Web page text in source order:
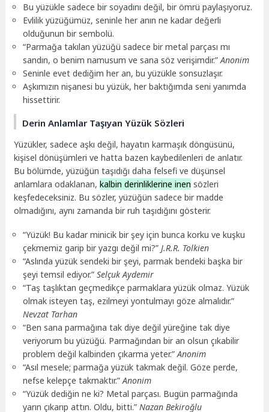
Bu yüzükle sadece bir soyadını değil, bir ömrü paylaşıyoruz.
Evlilik yüzüğümüz, seninle her anın ne kadar değerli
olduğunun bir sembolü.
“Parmağa takılan yüzüğü sadece bir metal parçası mı
sandın, o benim namusum ve sana söz verişimdir.”Anonim
Seninle evet dediğim her an, bu yüzükle sonsuzlaşır.
Aşkımızın nişanesi bu yüzük, her baktığımda seni yanımda
hissettirir.
Derin Anlamlar Taşıyan Yüzük Sözleri
Yüzükler, sadece aşkı değil, hayatın karmaşık döngüsünü,
kişisel dönüşümleri ve hatta bazen kaybedilenleri de anlatır.
Bu bölümde, yüzüğün taşıdığı daha felsefi ve düşünsel
anlamlara odaklanan,kalbin derinliklerine inen sözleri
keşfedeceksiniz. Bu sözler, yüzüğün sadece bir madde
olmadığını, aynı zamanda bir ruh taşıdığını gösterir.
“Yüzük! Bu kadar minicik bir şey için bunca korku ve kuşku
çekmemiz garip bir yazgı değil mi?”J.R.R. Tolkien
“Aslında yüzük sendeki bir şeyi, parmak bendeki başka bir
şeyi temsil ediyor.”Selçuk Aydemir
“Taş taşlıktan geçmedikçe parmaklara yüzük olmaz. Yüzük
olmak isteyen taş, ezilmeyi yontulmayı göze almalıdır.”
Nevzat Tarhan
“Ben sana parmağına tak diye değil yüreğine tak diye
veriyorum bu yüzüğü. Parmağından bir an olsun çıkabilir
problem değil kalbinden çıkarma yeter.”Anonim
“Asıl mesele; parmağa yüzük takmak değil. Göze perde,
nefse kelepçe takmaktır.”Anonim
“Yüzük dediğin ne ki? Metal parçası. Bugün parmağında
yarın çıkarıp attın. Oldu, bitti.”Nazan Bekiroğlu